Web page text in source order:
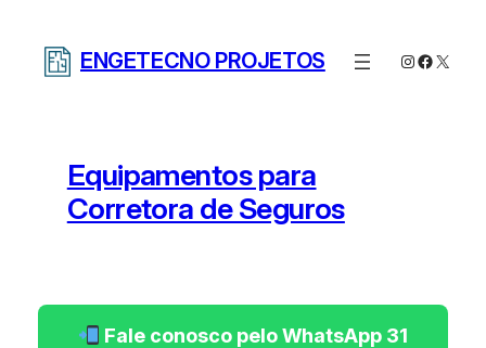
ENGETECNO PROJETOS Instagram
X
Equipamentos para
Corretora de Seguros
Fale conosco pelo WhatsApp 31